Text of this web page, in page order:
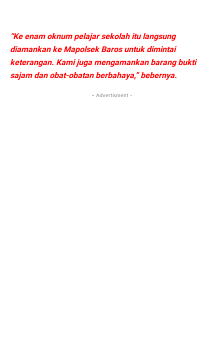
“Ke enam oknum pelajar sekolah itu langsung
diamankan ke Mapolsek Baros untuk dimintai
keterangan. Kami juga mengamankan barang bukti
sajam dan obat-obatan berbahaya,” bebernya.
- Advertisment -